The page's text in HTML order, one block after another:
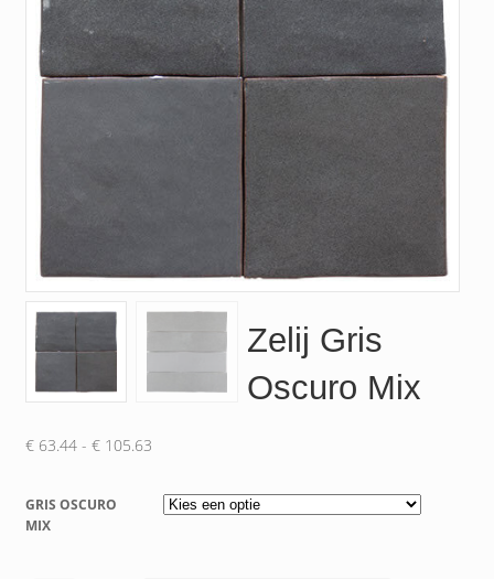
Zelij Gris
Oscuro Mix
€63.44 - €105.63Prijsklasse:
tot
€ 105.63
GRIS OSCURO
MIX